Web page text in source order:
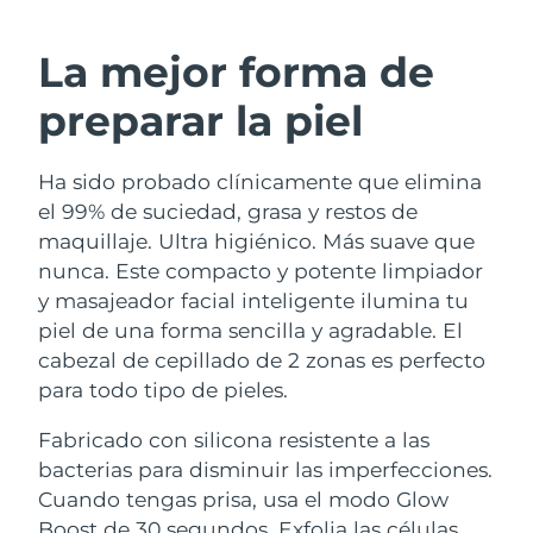
La mejor forma de
preparar la piel
Ha sido probado clínicamente que elimina
el 99% de suciedad, grasa y restos de
maquillaje. Ultra higiénico. Más suave que
nunca. Este compacto y potente limpiador
y masajeador facial inteligente ilumina tu
piel de una forma sencilla y agradable. El
cabezal de cepillado de 2 zonas es perfecto
para todo tipo de pieles.
Fabricado con silicona resistente a las
bacterias para disminuir las imperfecciones.
Cuando tengas prisa, usa el modo Glow
Limpieza facial
LUNA™ 4 pack
Anti-aging massage
LUNA™ 4 Plus
Massage, LED heating
LUNA™ 4 Men
Lifting facial
BEAR™ 2 pack
Microcurrent toning
BEAR™ 2 go
Microcurrent toning on-the-go
BEAR™ 2 eyes & lips
Hidratación
UFO™ 3 pack
Deep facial hydration
UFO™ 3 LED
Near-infrared and red light therapy
device
Cuidado bucal
issa™ 4
Hybrid silicone sonic toothbrush
issa™ 4 plus
Smart hybrid silicone sonic toothbrush
TRATAMIENTO ANTIEDAD FAQ™
Antiedad Tratamientos LED
Baréin Entrega prevista
Bélgica
Bermudas Entrega prevista
Bosnia y Herzegovina Entrega prevista 8/11/26
Brunéi
Bulgaria Entrega prevista8/8/26
Canadá Entrega prevista
Chile Entrega prevista